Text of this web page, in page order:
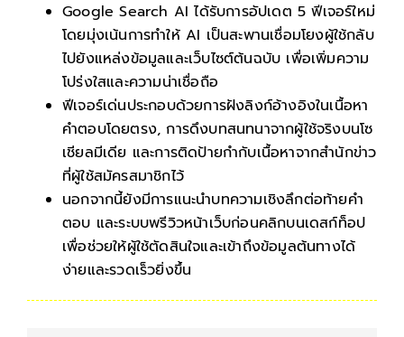
Google Search AI ได้รับการอัปเดต 5 ฟีเจอร์ใหม่
โดยมุ่งเน้นการทำให้ AI เป็นสะพานเชื่อมโยงผู้ใช้กลับ
ไปยังแหล่งข้อมูลและเว็บไซต์ต้นฉบับ เพื่อเพิ่มความ
โปร่งใสและความน่าเชื่อถือ
ฟีเจอร์เด่นประกอบด้วยการฝังลิงก์อ้างอิงในเนื้อหา
คำตอบโดยตรง, การดึงบทสนทนาจากผู้ใช้จริงบนโซ
เชียลมีเดีย และการติดป้ายกำกับเนื้อหาจากสำนักข่าว
ที่ผู้ใช้สมัครสมาชิกไว้
นอกจากนี้ยังมีการแนะนำบทความเชิงลึกต่อท้ายคำ
ตอบ และระบบพรีวิวหน้าเว็บก่อนคลิกบนเดสก์ท็อป
เพื่อช่วยให้ผู้ใช้ตัดสินใจและเข้าถึงข้อมูลต้นทางได้
ง่ายและรวดเร็วยิ่งขึ้น